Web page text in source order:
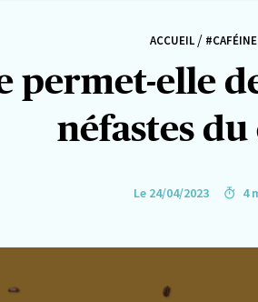
ACCUEIL / #CAFÉINE
permet-elle
néfastes du
Le 24/04/2023 4